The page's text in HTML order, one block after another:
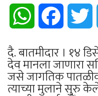
WhatsApp Facebook
दै. बातमीदार । १४
देव मानला
जसे जागतिक
त्याच्या मुलाने सुरु